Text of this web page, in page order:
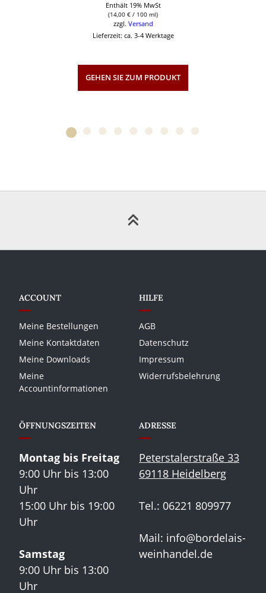
Enthält 19% MwSt
(14,00€ / 100 ml)
zzgl. Versand
Lieferzeit: ca. 3-4 Werktage
GEHEN SIE ZUM PRODUKT
ACCOUNT
Meine Bestellungen
Meine Kontaktdaten
Meine Downloads
Meine
Accountinformationen
HILFE
AGB
Datenschutz
Impressum
Widerrufsbelehrung
ÖFFNUNGSZEITEN
Montag bis Freitag
9:00 Uhr bis 13:00
Uhr
15:00 Uhr bis 19:00
Uhr
Samstag
9:00 Uhr bis 13:00
Uhr
ADRESSE
Peterstalerstraße 33
69118 Heidelberg
Tel.: 06221 809977
Mail: info@bordelais-
weinhandel.de